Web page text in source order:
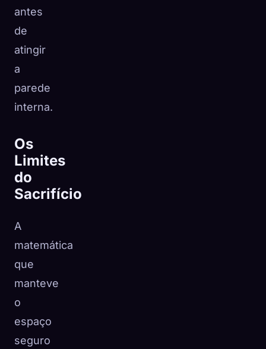
antes
de
atingir
a
parede
interna.
Os
Limites
do
Sacrifício
A
matemática
que
manteve
o
espaço
seguro